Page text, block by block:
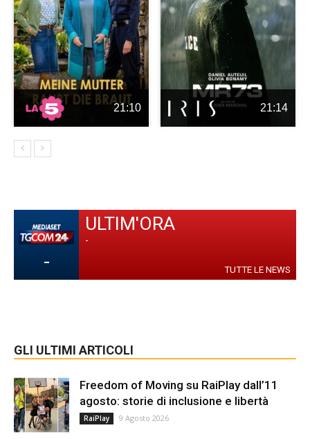
21:10 21:14
-
ULTIM'ORA
-
TUTTE LE NEWS
GLI ULTIMI ARTICOLI
Freedom of Moving su RaiPlay dall’11
agosto: storie di inclusione e libertà
RaiPlay 9 Agosto 2026